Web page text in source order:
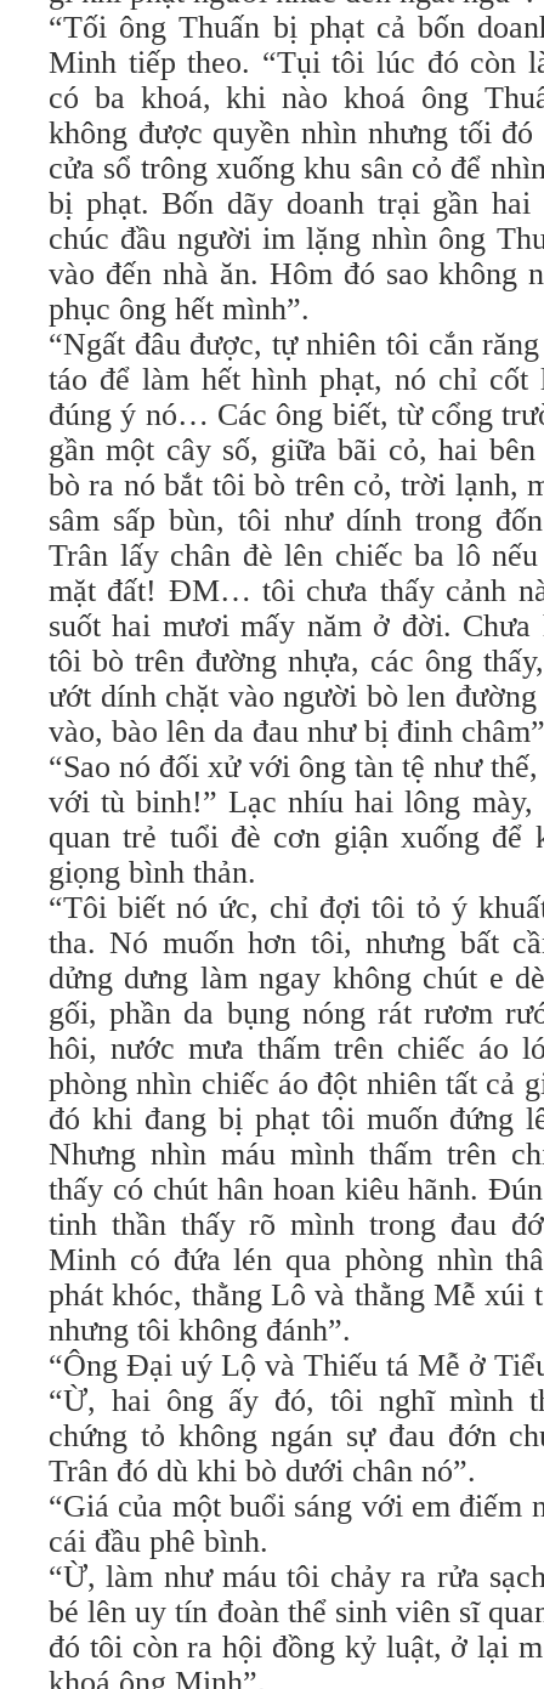
“Tối ông Thuấn bị phạt cả bốn
Minh tiếp theo. “Tụi tôi lúc đó còn
có ba khoá, khi nào khoá ông
không được quyền nhìn nhưng tối
cửa sổ trông xuống khu sân cỏ để
bị phạt. Bốn dãy doanh trại gần hai
chúc đầu người im lặng nhìn ông
vào đến nhà ăn. Hôm đó sao không
phục ông hết mình”.
“Ngất đâu được, tự nhiên tôi cắn
táo để làm hết hình phạt, nó chỉ
đúng ý nó… Các ông biết, từ cổng
gần một cây số, giữa bãi cỏ, hai
bò ra nó bắt tôi bò trên cỏ, trời lạnh,
sâm sấp bùn, tôi như dính trong
Trân lấy chân đè lên chiếc ba lô
mặt đất! ĐM… tôi chưa thấy cảnh
suốt hai mươi mấy năm ở đời.
tôi bò trên đường nhựa, các ông
ướt dính chặt vào người bò len
vào, bào lên da đau như bị đinh
“Sao nó đối xử với ông tàn tệ như
với tù binh!” Lạc nhíu hai lông
quan trẻ tuổi đè cơn giận xuống để
giọng bình thản.
“Tôi biết nó ức, chỉ đợi tôi tỏ ý
tha. Nó muốn hơn tôi, nhưng bất
dửng dưng làm ngay không chút e
gối, phần da bụng nóng rát rươm
hôi, nước mưa thấm trên chiếc áo
phòng nhìn chiếc áo đột nhiên tất cả
đó khi đang bị phạt tôi muốn đứng
Nhưng nhìn máu mình thấm trên
thấy có chút hân hoan kiêu hãnh.
tinh thần thấy rõ mình trong đau
Minh có đứa lén qua phòng nhìn
phát khóc, thằng Lô và thằng Mễ xúi
nhưng tôi không đánh”.
“Ông Đại uý Lộ và Thiếu tá Mễ ở
“Ừ, hai ông ấy đó, tôi nghĩ mình
chứng tỏ không ngán sự đau đớn
Trân đó dù khi bò dưới chân nó”.
“Giá của một buổi sáng với em điếm
cái đầu phê bình.
“Ừ, làm như máu tôi chảy ra rửa
bé lên uy tín đoàn thể sinh viên sĩ
đó tôi còn ra hội đồng kỷ luật, ở lại